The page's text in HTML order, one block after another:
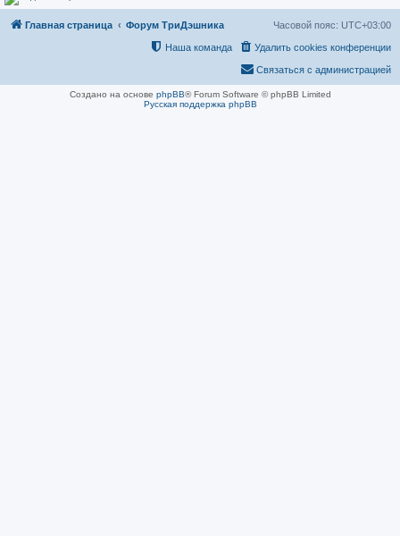
Главная страница Форум ТриДэшника Часовой пояс: UTC+03:00
Удалить cookies конференции
Наша команда
Связаться с администрацией
Создано на основе phpBB® Forum Software © phpBB Limited
Русская поддержка phpBB